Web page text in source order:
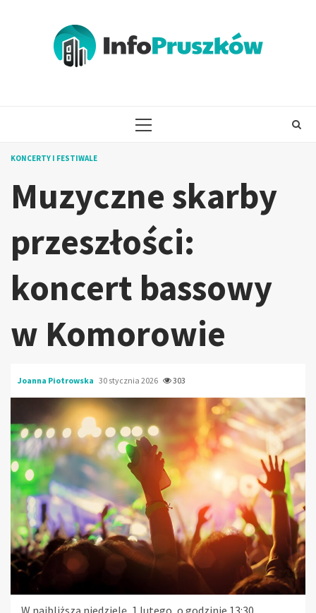
PRIMARY
KONCERTY I FESTIWALE
Muzyczne skarby
przeszłości:
koncert bassowy
w Komorowie
Joanna Piotrowska 30 stycznia 2026 303
W najbliższą niedzielę, 1 lutego, o godzinie 13:30,